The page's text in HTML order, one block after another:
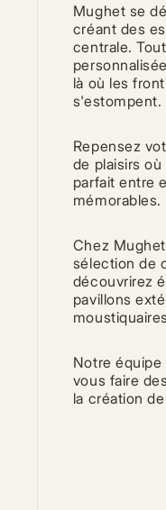
l'utilisation de
visionner le
PARAMÉTRER LES
Mughet se
créant des
centrale.
là où les
s'estompent.
Repensez
de plaisirs
parfait entre
mémorables.
Chez
sélection de
découvrirez
pavillons
Notre
vous faire
la création